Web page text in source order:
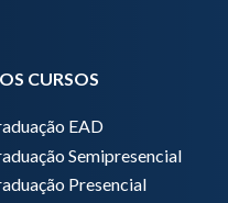
CURSOS
EAD
Semipresencial
Presencial